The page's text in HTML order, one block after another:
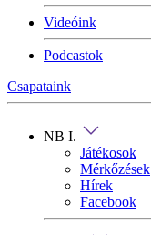
Videóink
Podcastok
Csapataink
NB I.
Játékosok
Mérkőzések
Hírek
Facebook